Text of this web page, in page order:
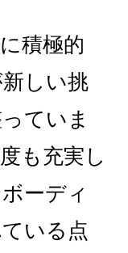
積極的
しい挑
ていま
も充実し
ーディ
いる点